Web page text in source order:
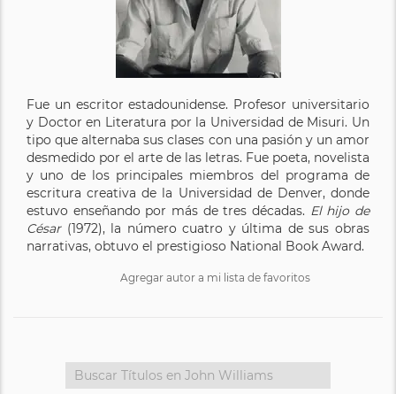
Fue un escritor estadounidense. Profesor universitario
y Doctor en Literatura por la Universidad de Misuri. Un
tipo que alternaba sus clases con una pasión y un amor
desmedido por el arte de las letras. Fue poeta, novelista
y uno de los principales miembros del programa de
escritura creativa de la Universidad de Denver, donde
estuvo enseñando por más de tres décadas. El hijo de
César (1972), la número cuatro y última de sus obras
narrativas, obtuvo el prestigioso National Book Award.
Agregar autor a mi lista de favoritos